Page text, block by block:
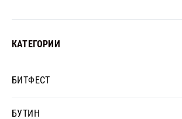
КАТЕГОРИИ
БИТФЕСТ
БУТИН